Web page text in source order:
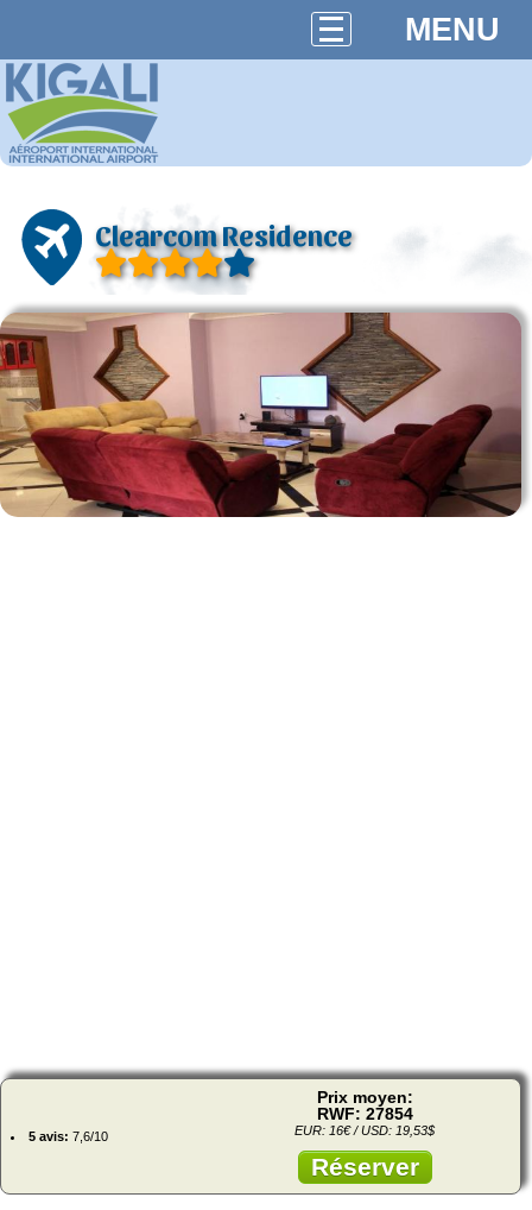
MENU
Clearcom Residence
5 avis: 7,6/10
Prix moyen:
RWF: 27854
EUR: 16€ / USD: 19,53$
Réserver